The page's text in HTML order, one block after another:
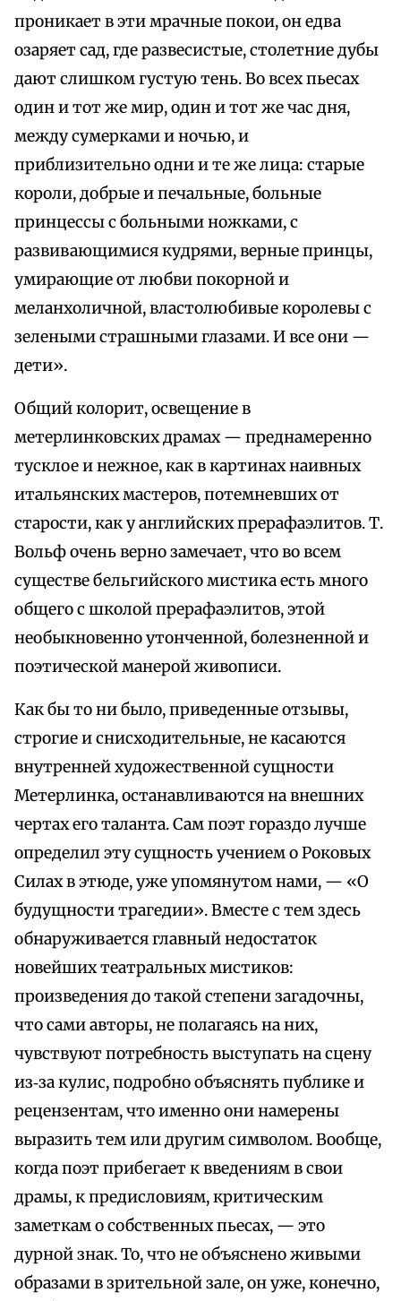
проникает в эти мрачные покои, он едва
озаряет сад, где развесистые, столетние дубы
дают слишком густую тень. Во всех пьесах
один и тот же мир, один и тот же час дня,
между сумерками и ночью, и
приблизительно одни и те же лица: старые
короли, добрые и печальные, больные
принцессы с больными ножками, с
развивающимися кудрями, верные принцы,
умирающие от любви покорной и
меланхоличной, властолюбивые королевы с
зелеными страшными глазами. И все они —
дети».
Общий колорит, освещение в
метерлинковских драмах — преднамеренно
тусклое и нежное, как в картинах наивных
итальянских мастеров, потемневших от
старости, как у английских прерафаэлитов. Т.
Вольф очень верно замечает, что во всем
существе бельгийского мистика есть много
общего с школой прерафаэлитов, этой
необыкновенно утонченной, болезненной и
поэтической манерой живописи.
Как бы то ни было, приведенные отзывы,
строгие и снисходительные, не касаются
внутренней художественной сущности
Метерлинка, останавливаются на внешних
чертах его таланта. Сам поэт гораздо лучше
определил эту сущность учением о Роковых
Силах в этюде, уже упомянутом нами, — «О
будущности трагедии». Вместе с тем здесь
обнаруживается главный недостаток
новейших театральных мистиков:
произведения до такой степени загадочны,
что сами авторы, не полагаясь на них,
чувствуют потребность выступать на сцену
из‑за кулис, подробно объяснять публике и
рецензентам, что именно они намерены
выразить тем или другим символом. Вообще,
когда поэт прибегает к введениям в свои
драмы, к предисловиям, критическим
заметкам о собственных пьесах, — это
дурной знак. То, что не объяснено живыми
образами в зрительной зале, он уже, конечно,